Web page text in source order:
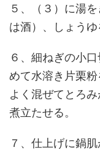
５、（３）に湯
は酒）、しょうゆ
６、細ねぎの小
めて水溶き片栗粉
よく混ぜてとろ
煮立たせる。
７、仕上げに鍋